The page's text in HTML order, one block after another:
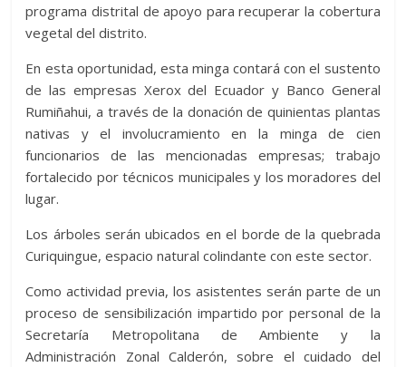
programa distrital de apoyo para recuperar la cobertura
vegetal del distrito.
En esta oportunidad, esta minga contará con el sustento
de las empresas Xerox del Ecuador y Banco General
Rumiñahui, a través de la donación de quinientas plantas
nativas y el involucramiento en la minga de cien
funcionarios de las mencionadas empresas; trabajo
fortalecido por técnicos municipales y los moradores del
lugar.
Los árboles serán ubicados en el borde de la quebrada
Curiquingue, espacio natural colindante con este sector.
Como actividad previa, los asistentes serán parte de un
proceso de sensibilización impartido por personal de la
Secretaría Metropolitana de Ambiente y la
Administración Zonal Calderón, sobre el cuidado del